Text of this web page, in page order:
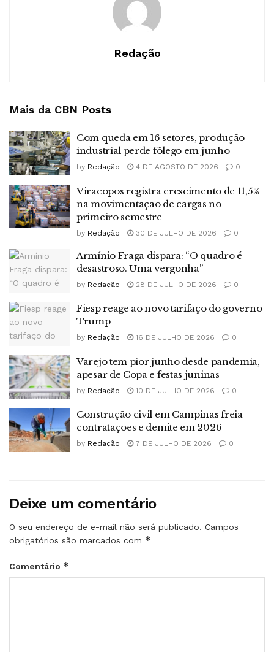
Redação
Mais da CBN Posts
Com queda em 16 setores, produção
industrial perde fôlego em junho
by Redação 4 DE AGOSTO DE 2026 0
Viracopos registra crescimento de 11,5%
na movimentação de cargas no
primeiro semestre
by Redação 30 DE JULHO DE 2026 0
Armínio Fraga dispara: “O quadro é
desastroso. Uma vergonha”
by Redação 28 DE JULHO DE 2026 0
Fiesp reage ao novo tarifaço do governo
Trump
by Redação 16 DE JULHO DE 2026 0
Varejo tem pior junho desde pandemia,
apesar de Copa e festas juninas
by Redação 10 DE JULHO DE 2026 0
Construção civil em Campinas freia
contratações e demite em 2026
by Redação 7 DE JULHO DE 2026 0
Deixe um comentário
O seu endereço de e-mail não será publicado. Campos
obrigatórios são marcados com *
Comentário *